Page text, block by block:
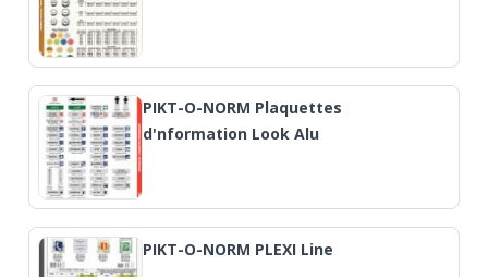
PIKT-O-NORM Plaquettes
d'nformation Look Alu
PIKT-O-NORM PLEXI Line